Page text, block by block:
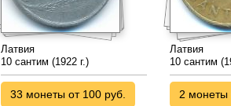
Латвия
10 сантим (1922 г.)
33 монеты от 100 руб.
Латвия
10 сантим
2 монеты